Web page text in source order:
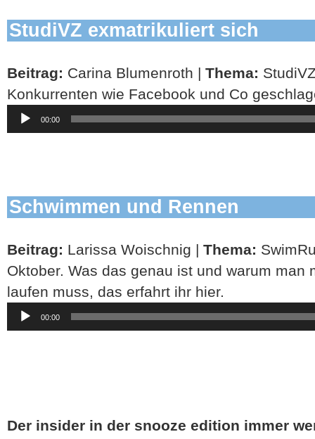
StudiVZ exmatrikuliert sich
Beitrag: Carina Blumenroth | Thema:
Konkurrenten wie Facebook und Co
Audio-
Player
00:00
Schwimmen und Rennen
Beitrag: Larissa Woischnig | Thema:
Oktober. Was das genau ist und warum man
laufen muss, das erfahrt ihr hier.
Audio-
Player
00:00
Der insider in der snooze edition immer